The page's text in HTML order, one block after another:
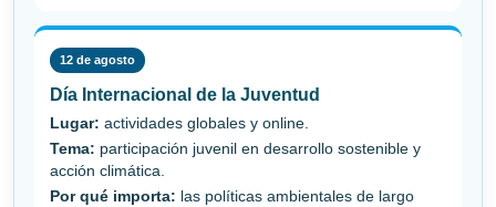
12 de agosto
Día Internacional de la Juventud
Lugar: actividades globales y online.
Tema: participación juvenil en desarrollo sostenible y
acción climática.
Por qué importa: las políticas ambientales de largo